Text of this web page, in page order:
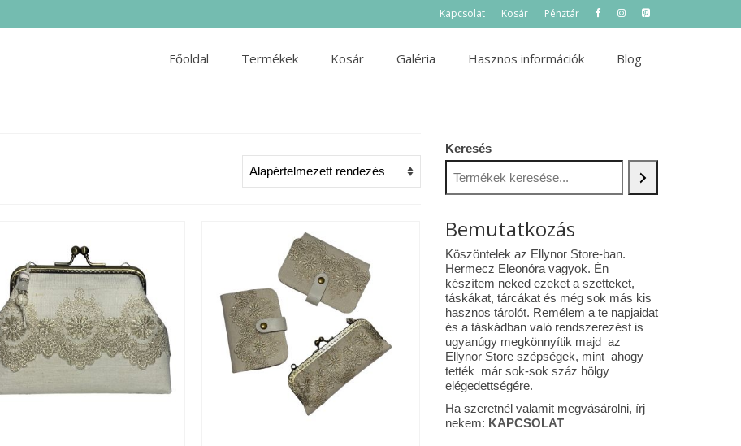
Kapcsolat Kosár Pénztár
Főoldal Termékek Kosár Galéria Hasznos információk Blog
Keresés
Bemutatkozás
Köszöntelek az Ellynor Store-ban.
Hermecz Eleonóra vagyok. Én
készítem neked ezeket a szetteket,
táskákat, tárcákat és még sok más kis
hasznos tárolót. Remélem a te napjaidat
és a táskádban való rendszerezést is
ugyanúgy megkönnyítik majd az
Ellynor Store szépségek, mint ahogy
tették már sok-sok száz hölgy
elégedettségére.
Ha szeretnél valamit megvásárolni, írj
nekem: KAPCSOLAT